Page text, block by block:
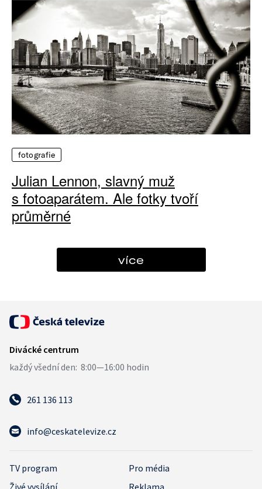
fotografie
Julian Lennon, slavný muž
s fotoaparátem. Ale fotky tvoří
průměrné
více
261 136 113
info@ceskatelevize.cz
TV program
Pro média